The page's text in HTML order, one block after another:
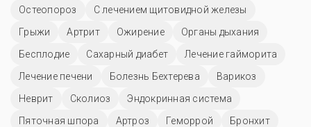
Остеопороз
С лечением щитовидной железы
Грыжи
Артрит Ожирение
Органы дыхания
Бесплодие
Сахарный диабет
Лечение гайморита
Лечение печени
Болезнь Бехтерева
Варикоз
Неврит
Сколиоз
Эндокринная система
Пяточная шпора
Артроз Геморрой
Бронхит